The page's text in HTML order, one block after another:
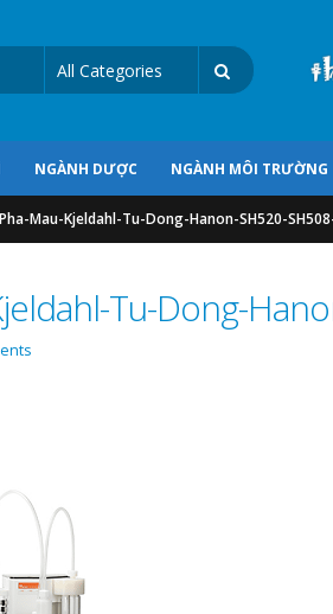
NGÀNH DƯỢC NGÀNH MÔI TRƯỜNG
Mau-Kjeldahl-Tu-Dong-Hanon-SH520-
Tu-Dong-